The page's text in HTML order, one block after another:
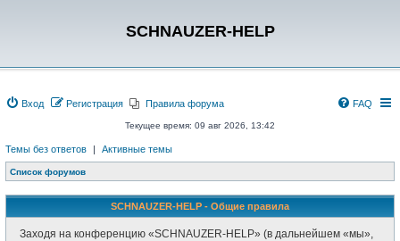
SCHNAUZER-HELP
Вход Регистрация Правила форума FAQ
Текущее время: 09 авг 2026, 13:42
Темы без ответов | Активные темы
Список форумов
SCHNAUZER-HELP - Общие правила
Заходя на конференцию «SCHNAUZER-HELP» (в дальнейшем «мы»,